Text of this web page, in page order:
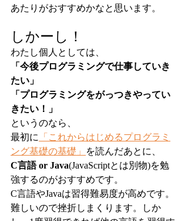
あたりがおすすめかなと思います。
しかーし！
わたし個人としては、
「今後プログラミングで仕事していき
たい」
「プログラミングをがっつきやってい
きたい！」
というのなら、
最初に
「これからはじめるプログラミ
ング基礎の基礎」
を読んだあとに、
C言語 or Java(JavaScriptとは別物)を勉
強するのがおすすめです。
C言語やJavaは習得難易度が高めです。
難しいので挫折しまくります。しか